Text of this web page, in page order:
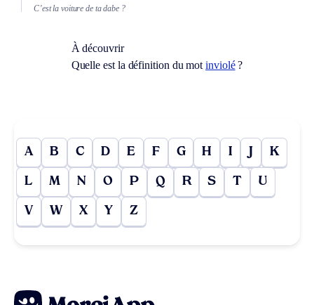
C’est la voiture de ta dabe ?
À découvrir
Quelle est la définition du motinviolé?
A B C D E F G H I J K
L M N O P Q R S T U
V W X Y Z